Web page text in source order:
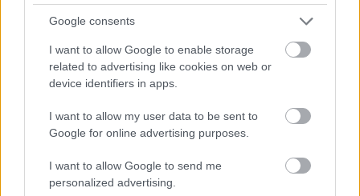
Google consents
I want to allow Google to enable storage
related to advertising like cookies on web or
device identifiers in apps.
I want to allow my user data to be sent to
Google for online advertising purposes.
I want to allow Google to send me
personalized advertising.
életmódot népszerűsíti. A legmegosztóbbak
mindig a testtel kapcsolatos viták, ráadásul az
esetek nyolcvan százalékában ezek a női testre
korlátozódnak. A nők teste sokkal inkább
tárgyiasul ezekben a tartalmakban, mint a
férfiaké. Utóbbiaké sokkal semlegesebb, kevéssé
tekintünk rá szexuális tárgyként